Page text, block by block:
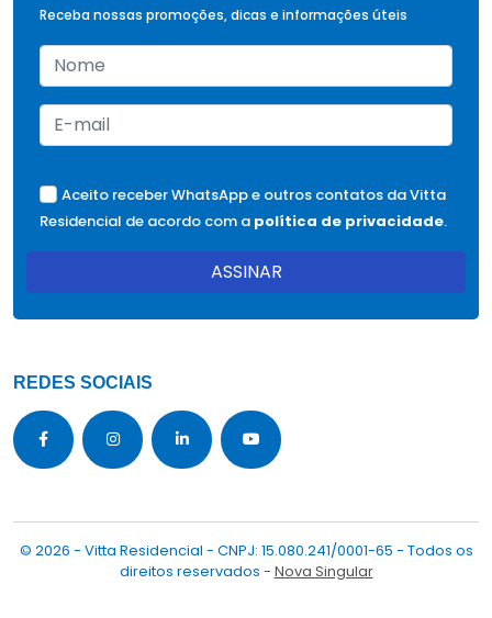
Receba nossas promoções, dicas e informações úteis
Aceito receber WhatsApp e outros contatos da Vitta
Residencial de acordo com a política de privacidade.
ASSINAR
REDES SOCIAIS
© 2026 - Vitta Residencial - CNPJ: 15.080.241/0001-65 - Todos os
direitos reservados - Nova Singular